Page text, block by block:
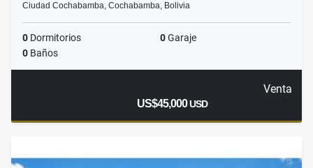
Ciudad Cochabamba, Cochabamba, Bolivia
0 Dormitorios 0Garaje
0 Baños
Venta
US$45,000USD